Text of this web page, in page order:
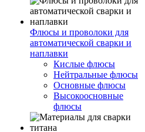
Флюсы и проволоки для
автоматической сварки и
наплавки
Кислые флюсы
Нейтральные флюсы
Основные флюсы
Высокоосновные
флюсы